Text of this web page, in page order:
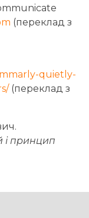
(переклад з
quietly-
(переклад з
принцип